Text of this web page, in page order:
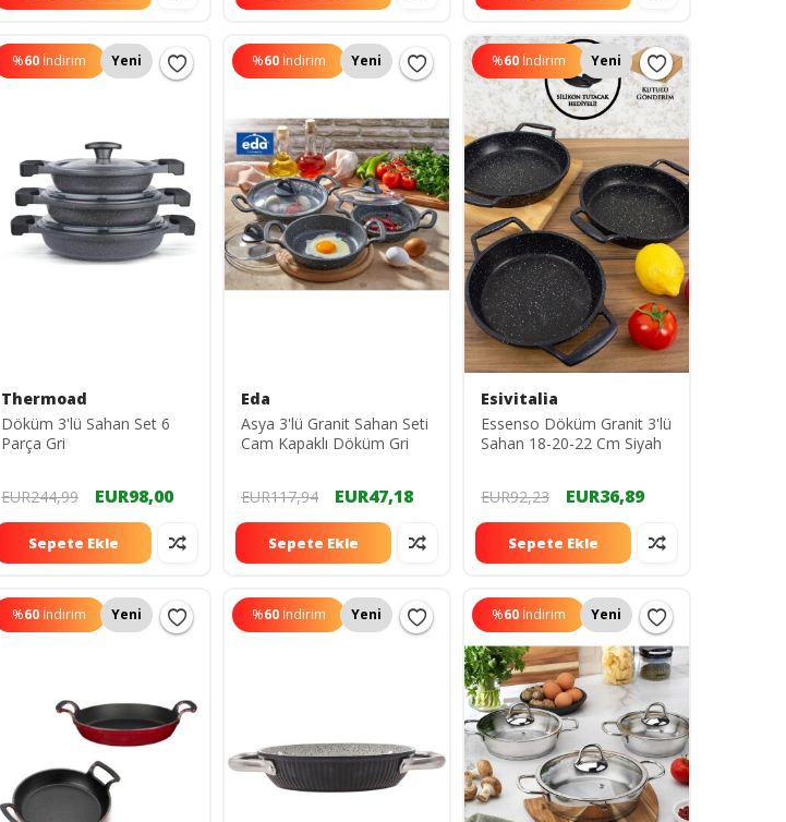
%60 İndirim Yeni
Thermoad
Döküm 3'lü Sahan Set 6
Parça Gri
EUR244,99 EUR98,00
Sepete Ekle
%60 İndirim Yeni
Eda
Asya 3'lü Granit Sahan Seti
Cam Kapaklı Döküm Gri
EUR117,94 EUR47,18
Sepete Ekle
%60 İndirim Yeni
Esivitalia
Essenso Döküm Granit 3'lü
Sahan 18-20-22 Cm Siyah
EUR92,23 EUR36,89
Sepete Ekle
%60 İndirim Yeni %60 İndirim Yeni %60 İndirim Yeni